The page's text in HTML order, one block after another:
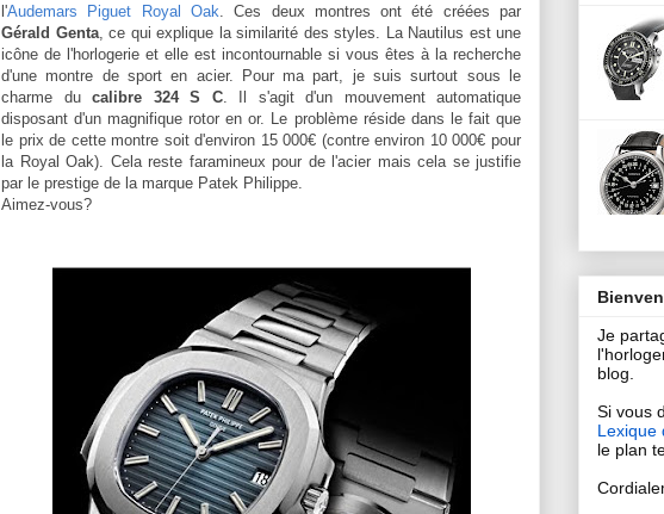
l'Audemars Piguet Royal Oak. Ces deux montres ont été créées par
Gérald Genta, ce qui explique la similarité des styles. La Nautilus est une
icône de l'horlogerie et elle est incontournable si vous êtes à la recherche
d'une montre de sport en acier. Pour ma part, je suis surtout sous le
charme du calibre 324 S C. Il s'agit d'un mouvement automatique
disposant d'un magnifique rotor en or. Le problème réside dans le fait que
e prix de cette montre soit d'environ 15 000€ (contre environ 10 000€ pour
la Royal Oak). Cela reste faramineux pour de l'acier mais cela se justifie
par le prestige de la marque Patek Philippe.
Aimez-vous?
Je
blog.
Si vous
Lexique
le plan